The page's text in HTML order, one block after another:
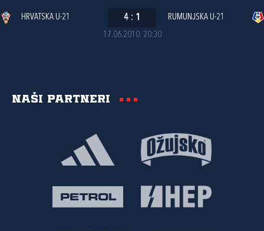
17.06.2010. 20:30
HRVATSKA U-21 4 : 1 RUMUNJSKA U-21
Naši partneri